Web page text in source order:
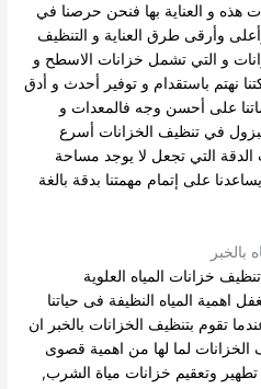
هذه و العناية بها فنحن حرصنا في
وأرقى طرق العناية و التنظيف
و التي تشمل خزانات الاسطح و
نهتم باستقدام و توفير أحدث و أدق
على أحسن وجه فالمعدات و
في تنظيف الخزانات أسرع
التيتجعل لا يوجد مساحة
على إتمام مهمتنا بدقة بالغة
خزانات المياه العلوية
اهمية المياه النظيفة فى حياتنا
تقوم بتنظيف الخزانات بالخبر ان
الخزانات لما لها من اهمية قصوى
وتعقيم خزانات مياة الشرب,